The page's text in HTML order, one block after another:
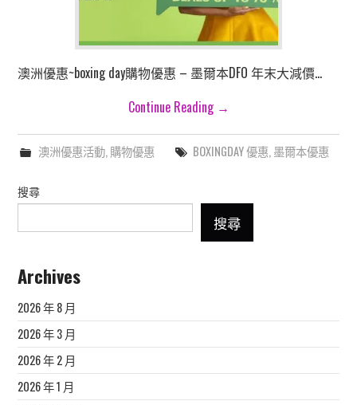
澳洲優惠~boxing day購物優惠 – 墨爾本DFO 年末大減價…
Continue Reading →
澳洲優惠活動, 購物優惠 BOXINGDAY 優惠, 墨爾本優惠
搜尋
搜尋
Archives
2026 年 8 月
2026 年 3 月
2026 年 2 月
2026 年 1 月